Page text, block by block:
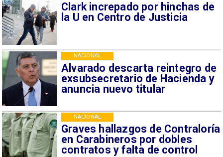
Clark increpado por hinchas de
la U en Centro de Justicia
Alvarado descarta reintegro de
exsubsecretario de Hacienda y
anuncia nuevo titular
NACIONAL
Graves hallazgos de Contraloría
en Carabineros por dobles
contratos y falta de control
NACIONAL